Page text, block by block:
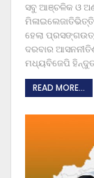
ସବୁ ଆଞ୍ଚଳିକ ଓ
ହେଲା
ଦରବାର
ମଧ୍ୟବିଜେପି
READ MORE...